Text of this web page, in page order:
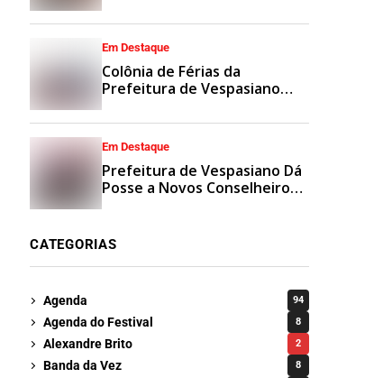
Em Destaque
Colônia de Férias da
Prefeitura de Vespasiano
Esporte e Lazer
Em Destaque
Prefeitura de Vespasiano Dá
Posse a Novos Conselheiros
CATEGORIAS
Agenda 94
Agenda do Festival 8
Alexandre Brito 2
Banda da Vez 8